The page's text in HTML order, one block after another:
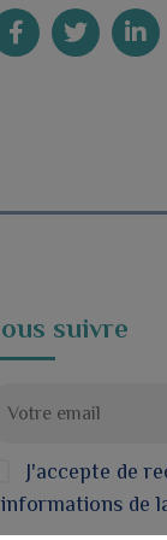
suivre
J'accepte de
de